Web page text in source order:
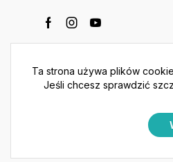
Copyright © 2023 all4foot.pl
Ta strona używa plików
Jeśli chcesz sprawdzić